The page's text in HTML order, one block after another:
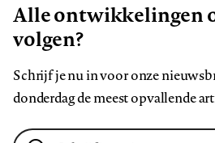
Alle ontwikkelingen
volgen?
Schrijf je nu in voor onze
donderdag de meest opvallende